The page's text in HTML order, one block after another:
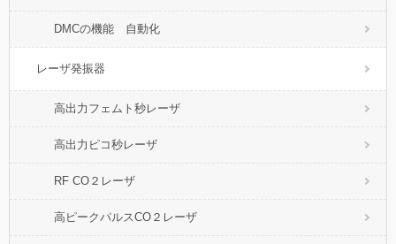
DMCの機能 自動化
レーザ発振器
高出力フェムト秒レーザ
高出力ピコ秒レーザ
RF CO２レーザ
高ピークパルスCO２レーザ